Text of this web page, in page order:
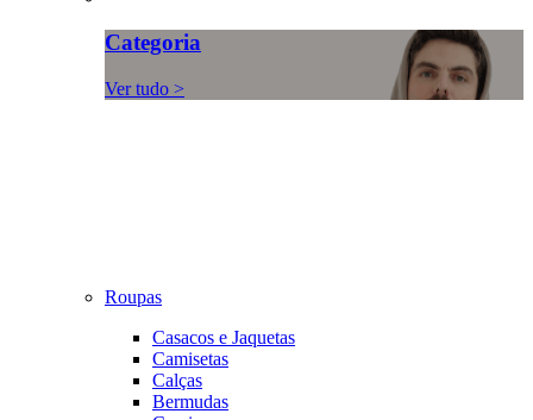
Categoria
Ver tudo >
Roupas
Casacos e Jaquetas
Camisetas
Calças
Bermudas